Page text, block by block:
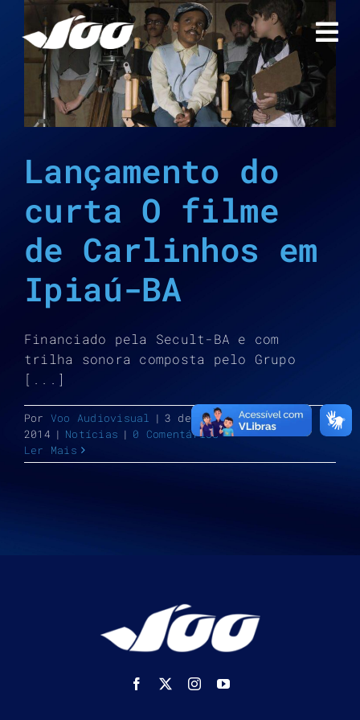
para
conteúdo
Lançamento do
curta O filme
de Carlinhos em
Ipiaú-BA
Financiado pela Secult-BA e com
trilha sonora composta pelo Grupo
[...]
Por Voo Audiovisual | 3 de outubro de
2014 | Notícias | 0 Comentários
Ler Mais